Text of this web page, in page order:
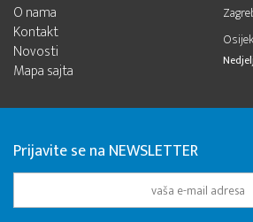
O nama
Kontakt
Novosti
Mapa sajta
Osijek
Prijavite se na NEWSLETTER